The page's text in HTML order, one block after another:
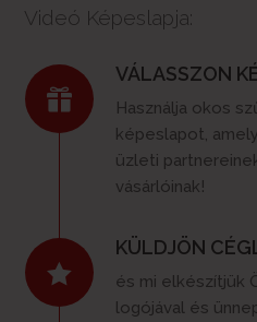
Videó Képeslapja:

VÁLASSZON
Használja okos
képeslapot,
üzleti
vásárlóinak!

KÜLDJÖN
és mi elkészítjük
logójával és